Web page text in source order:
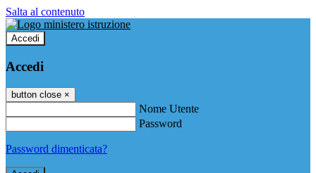
Salta al contenuto
Accedi
Accedi
button close ×
Nome Utente
Password
Password dimenticata?